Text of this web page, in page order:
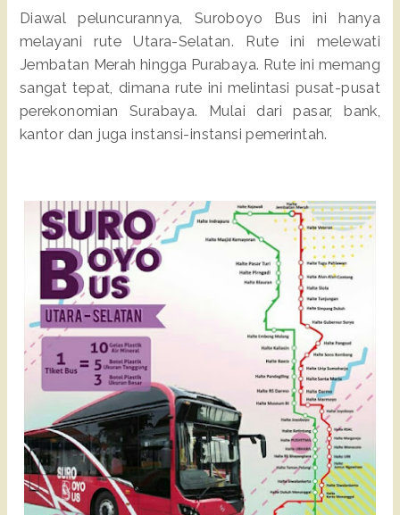
Diawal peluncurannya, Suroboyo Bus ini hanya
melayani rute Utara-Selatan. Rute ini melewati
Jembatan Merah hingga Purabaya. Rute ini memang
sangat tepat, dimana rute ini melintasi pusat-pusat
perekonomian Surabaya. Mulai dari pasar, bank,
kantor dan juga instansi-instansi pemerintah.